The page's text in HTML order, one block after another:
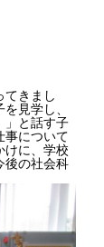
きまし
見学し、
」と話す子
事について
けに、学校
後の社会科